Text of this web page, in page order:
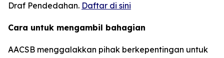
Draf Pendedahan. Daftar di sini
Cara untuk mengambil bahagian
AACSB menggalakkan pihak berkepentingan untuk